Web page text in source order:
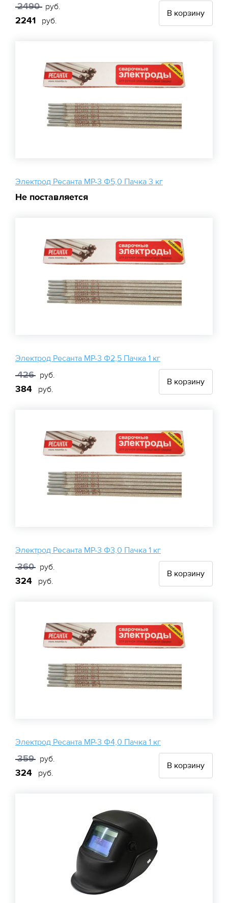
2490 руб.
2241 руб.
В корзину
Электрод Ресанта МР-3 Ф5,0 Пачка 3 кг
Не поставляется
Электрод Ресанта МР-3 Ф2,5 Пачка 1 кг
426 руб.
384 руб.
В корзину
Электрод Ресанта МР-3 Ф3,0 Пачка 1 кг
360 руб.
324 руб.
В корзину
Электрод Ресанта МР-3 Ф4,0 Пачка 1 кг
359 руб.
324 руб.
В корзину